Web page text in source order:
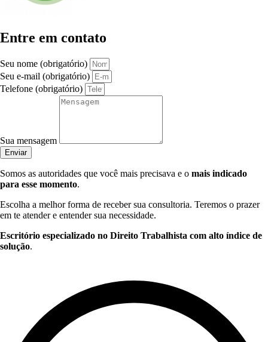
Entre em contato
Seu nome (obrigatório)
Seu e-mail (obrigatório)
Telefone (obrigatório)
Sua mensagem
Enviar
Somos as autoridades que você mais precisava e o mais indicado
para esse momento.
Escolha a melhor forma de receber sua consultoria. Teremos o prazer
em te atender e entender sua necessidade.
Escritório especializado no Direito Trabalhista com alto índice de
solução.